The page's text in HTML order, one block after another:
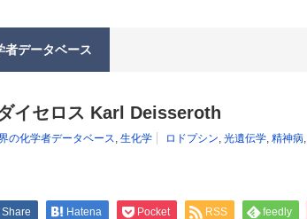
者データベース
イセロス Karl Deisseroth
の化学者データベース, 生化学 ロドプシン, 光遺伝学, 精神病,
Share Hatena Pocket RSS feedly